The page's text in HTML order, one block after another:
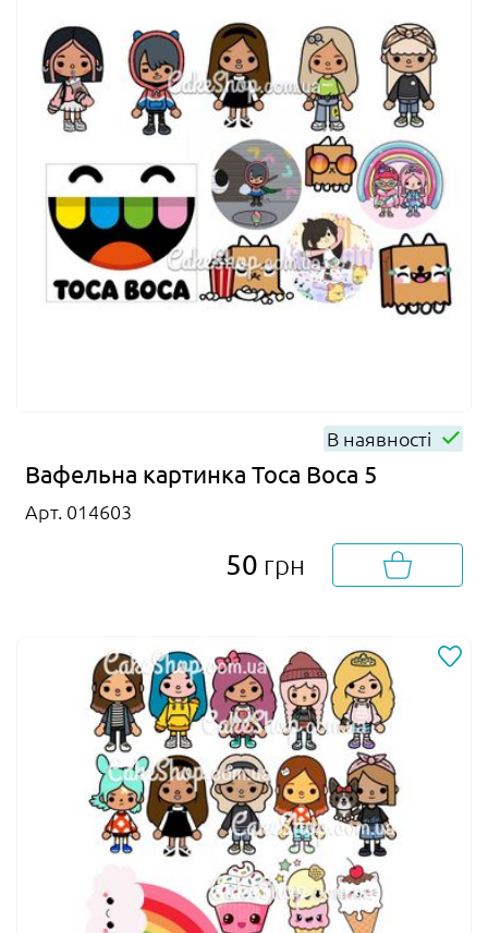
В наявності
Вафельна картинка Toca Boca 5
Арт. 014603
50 грн